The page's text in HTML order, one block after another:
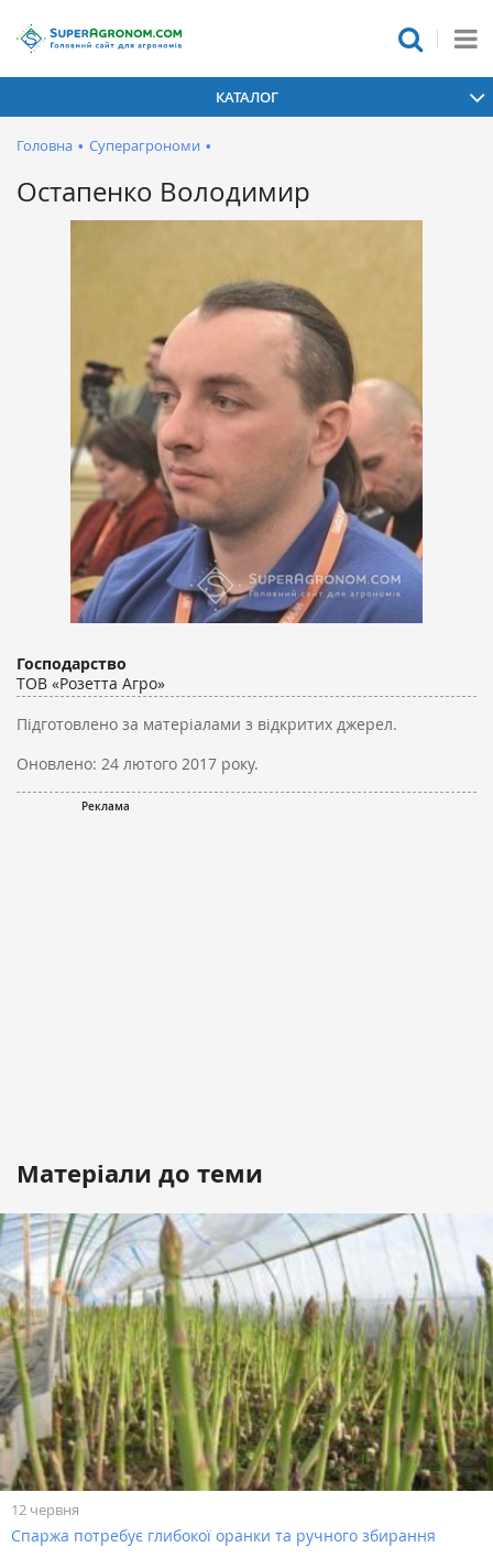
КАТАЛОГ
Головна • Суперагрономи •
Остапенко Володимир
Господарство
ТОВ «Розетта Агро»
Підготовлено за матеріалами з відкритих джерел.
Оновлено: 24 лютого 2017 року.
Матеріали до теми
12 червня
Спаржа потребує глибокої оранки та ручного збирання